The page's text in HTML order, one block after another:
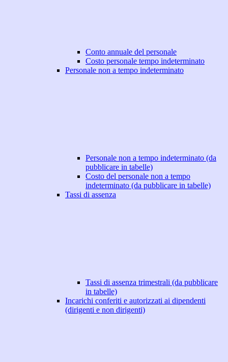
Conto annuale del personale
Costo personale tempo indeterminato
Personale non a tempo indeterminato
Personale non a tempo indeterminato (da
pubblicare in tabelle)
Costo del personale non a tempo
indeterminato (da pubblicare in tabelle)
Tassi di assenza
Tassi di assenza trimestrali (da pubblicare
in tabelle)
Incarichi conferiti e autorizzati ai dipendenti
(dirigenti e non dirigenti)